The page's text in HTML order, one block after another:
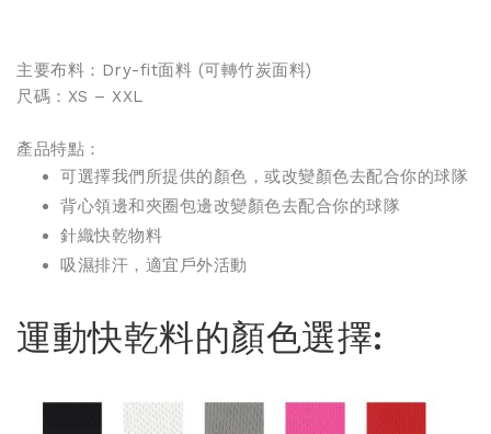
主要布料：Dry-fit面料 (可轉竹炭面料)
尺碼：XS – XXL
產品特點：
可選擇我們所提供的顏色，或改變顏色去配合你的球隊
背心領邊和夾圈包邊改變顏色去配合你的球隊
針織快乾物料
吸濕排汗，適宜戶外活動
運動快乾料的顏色選擇: